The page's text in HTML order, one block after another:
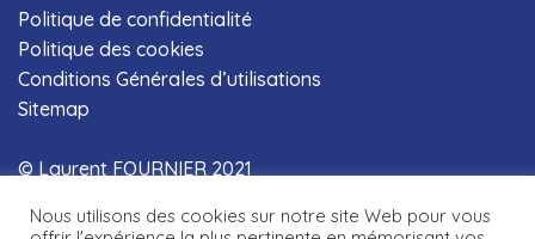
Politique de confidentialité
Politique des cookies
Conditions Générales d’utilisations
Sitemap
© Laurent FOURNIER 2021
Nous utilisons des cookies sur notre site Web pour vous